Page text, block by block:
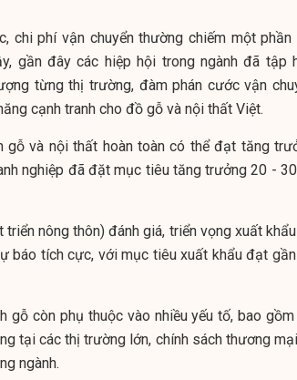
chi phí vận chuyển thường chiếm một phần
gần đây các hiệp hội trong ngành đã tập
từng thị trường, đàm phán cước vận
cạnh tranh cho đồ gỗ và nội thất Việt.
gỗ và nội thất hoàn toàn có thể đạt tăng
nghiệp đã đặt mục tiêu tăng trưởng 20 -
nông thôn) đánh giá, triển vọng xuất
báo tích cực, với mục tiêu xuất khẩu đạt
gỗ còn phụ thuộc vào nhiều yếu tố, bao
tại các thị trường lớn, chính sách thương
ngành.